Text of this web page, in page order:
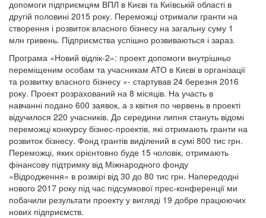
допомоги підприємцям ВПЛ в Києві та Київській області в
другій половині 2015 року. Переможці отримали гранти на
створення і розвиток власного бізнесу на загальну суму 1
млн гривень. Підприємства успішно розвиваються і зараз.
Програма «Новий відлік-2»: проект допомоги внутрішньо
переміщеним особам та учасникам АТО в Києві в організації
та розвитку власного бізнесу «- стартував 24 березня 2016
року. Проект розрахований на 8 місяців. На участь в
навчанні подано 600 заявок, а з квітня по червень в проекті
відучилося 220 учасників. До середини липня стануть відомі
переможці конкурсу бізнес-проектів, які отримають гранти на
розвиток бізнесу. Фонд грантів виділений в сумі 800 тис грн.
Переможці, яких орієнтовно буде 15 чоловік, отримають
фінансову підтримку від Міжнародного фонду
«Відродження» в розмірі від 30 до 80 тис грн. Напередодні
нового 2017 року під час підсумкової прес-конференції ми
побачили результати проекту у вигляді 19 добре працюючих
нових підприємств.